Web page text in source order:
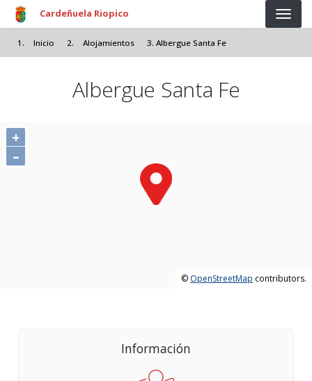
Pasar al contenido principal
Cardeñuela Riopico
Inicio Alojamientos Albergue Santa Fe
Albergue Santa Fe
+
–
© OpenStreetMap contributors.
Información